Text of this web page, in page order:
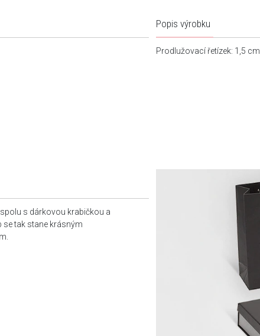
Popis výrobku
Prodlužovací řetízek: 1,5 cm
s dárkovou krabičkou a
tak stane krásným